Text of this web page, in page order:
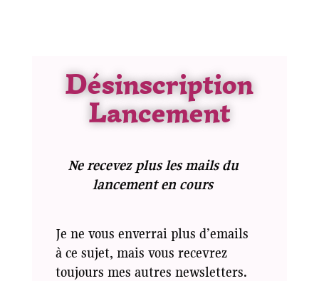
Désinscription
Lancement
Ne recevez plus les mails du
lancement en cours
Je ne vous enverrai plus d’emails
à ce sujet, mais vous recevrez
toujours mes autres newsletters.